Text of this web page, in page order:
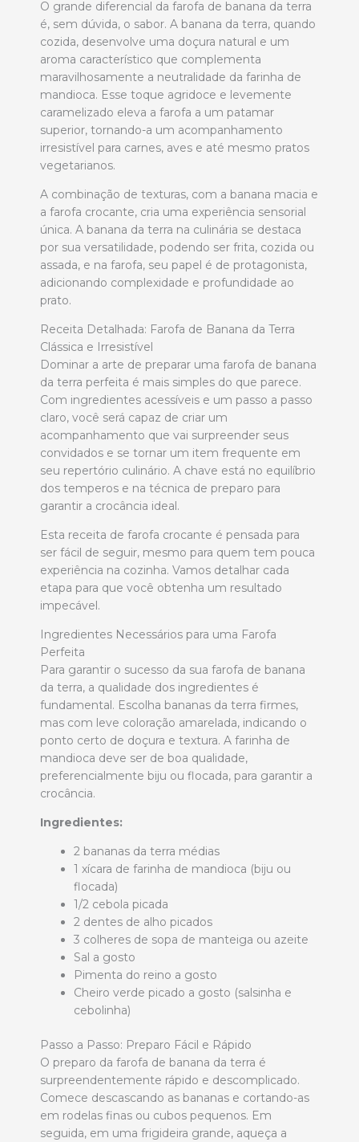
O grande diferencial da farofa de banana da terra
é, sem dúvida, o sabor. A banana da terra, quando
cozida, desenvolve uma doçura natural e um
aroma característico que complementa
maravilhosamente a neutralidade da farinha de
mandioca. Esse toque agridoce e levemente
caramelizado eleva a farofa a um patamar
superior, tornando-a um acompanhamento
irresistível para carnes, aves e até mesmo pratos
vegetarianos.
A combinação de texturas, com a banana macia e
a farofa crocante, cria uma experiência sensorial
única. A banana da terra na culinária se destaca
por sua versatilidade, podendo ser frita, cozida ou
assada, e na farofa, seu papel é de protagonista,
adicionando complexidade e profundidade ao
prato.
Receita Detalhada: Farofa de Banana da Terra
Clássica e Irresistível
Dominar a arte de preparar uma farofa de banana
da terra perfeita é mais simples do que parece.
Com ingredientes acessíveis e um passo a passo
claro, você será capaz de criar um
acompanhamento que vai surpreender seus
convidados e se tornar um item frequente em
seu repertório culinário. A chave está no equilíbrio
dos temperos e na técnica de preparo para
garantir a crocância ideal.
Esta receita de farofa crocante é pensada para
ser fácil de seguir, mesmo para quem tem pouca
experiência na cozinha. Vamos detalhar cada
etapa para que você obtenha um resultado
impecável.
Ingredientes Necessários para uma Farofa
Perfeita
Para garantir o sucesso da sua farofa de banana
da terra, a qualidade dos ingredientes é
fundamental. Escolha bananas da terra firmes,
mas com leve coloração amarelada, indicando o
ponto certo de doçura e textura. A farinha de
mandioca deve ser de boa qualidade,
preferencialmente biju ou flocada, para garantir a
crocância.
Ingredientes:
2 bananas da terra médias
1 xícara de farinha de mandioca (biju ou
flocada)
1/2 cebola picada
2 dentes de alho picados
3 colheres de sopa de manteiga ou azeite
Sal a gosto
Pimenta do reino a gosto
Cheiro verde picado a gosto (salsinha e
cebolinha)
Passo a Passo: Preparo Fácil e Rápido
O preparo da farofa de banana da terra é
surpreendentemente rápido e descomplicado.
Comece descascando as bananas e cortando-as
em rodelas finas ou cubos pequenos. Em
seguida, em uma frigideira grande, aqueça a